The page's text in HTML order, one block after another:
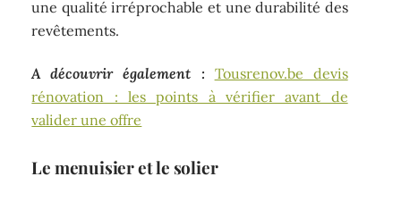
une qualité irréprochable et une durabilité des
revêtements.
A découvrir également : Tousrenov.be devis
rénovation : les points à vérifier avant de
valider une offre
Le menuisier et le solier